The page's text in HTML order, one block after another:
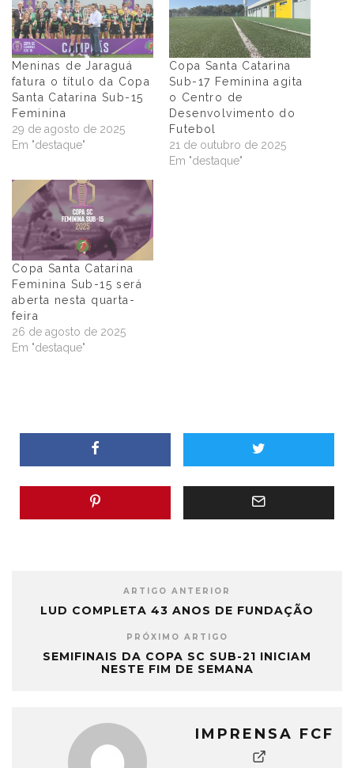
Meninas de Jaraguá
fatura o título da Copa
Santa Catarina Sub-15
Feminina
29 de agosto de 2025
Em "destaque"
Copa Santa Catarina
Sub-17 Feminina agita
o Centro de
Desenvolvimento do
Futebol
21 de outubro de 2025
Em "destaque"
Copa Santa Catarina
Feminina Sub-15 será
aberta nesta quarta-
feira
26 de agosto de 2025
Em "destaque"
ARTIGO ANTERIOR
LUD COMPLETA 43 ANOS DE FUNDAÇÃO
PRÓXIMO ARTIGO
SEMIFINAIS DA COPA SC SUB-21 INICIAM
NESTE FIM DE SEMANA
IMPRENSA FCF